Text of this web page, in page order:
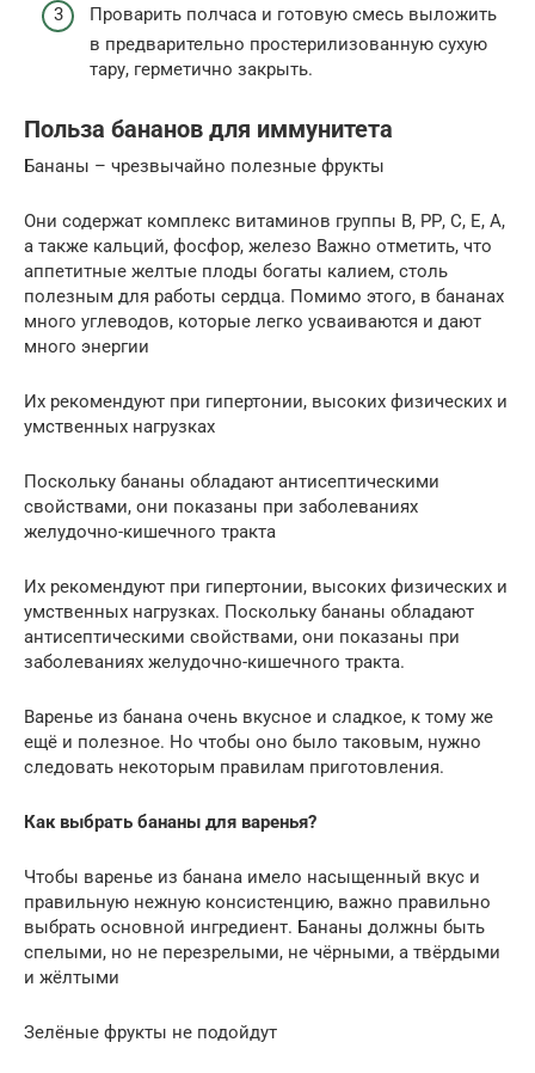
Проварить полчаса и готовую смесь выложить
в предварительно простерилизованную сухую
тару, герметично закрыть.
Польза бананов для иммунитета
Бананы – чрезвычайно полезные фрукты
Они содержат комплекс витаминов группы В, РР, С, Е, А,
а также кальций, фосфор, железо Важно отметить, что
аппетитные желтые плоды богаты калием, столь
полезным для работы сердца. Помимо этого, в бананах
много углеводов, которые легко усваиваются и дают
много энергии
Их рекомендуют при гипертонии, высоких физических и
умственных нагрузках
Поскольку бананы обладают антисептическими
свойствами, они показаны при заболеваниях
желудочно-кишечного тракта
Их рекомендуют при гипертонии, высоких физических и
умственных нагрузках. Поскольку бананы обладают
антисептическими свойствами, они показаны при
заболеваниях желудочно-кишечного тракта.
Варенье из банана очень вкусное и сладкое, к тому же
ещё и полезное. Но чтобы оно было таковым, нужно
следовать некоторым правилам приготовления.
Как выбрать бананы для варенья?
Чтобы варенье из банана имело насыщенный вкус и
правильную нежную консистенцию, важно правильно
выбрать основной ингредиент. Бананы должны быть
спелыми, но не перезрелыми, не чёрными, а твёрдыми
и жёлтыми
Зелёные фрукты не подойдут